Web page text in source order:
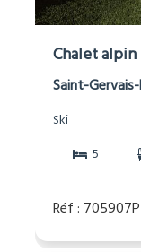
Chalet alpin
Saint-
Ski
5
Réf : 705907P